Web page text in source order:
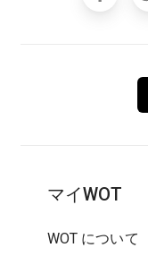
マイWOT
WOT について